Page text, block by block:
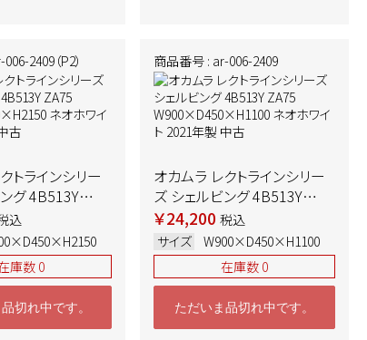
2409（P2）
トラインシリー
グ 4B513Y
2021年製 中古
込
庫数 0
切れ中です。
商品番号 : ar-006-2409
オカムラ レクトラインシリー
ズ シェルビング 4B513Y
ZA75 W900×D450×H1100
ネオホワイト 2021年製 中古
￥24,200 税込
サイズ
W900×D450×H1100
在庫数 0
ただいま品切れ中です。